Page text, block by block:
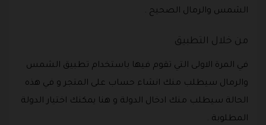
الشمس والرمال الصحيح .
من خلال التطبيق
في المرة الاولى التي تقوم فيها باستخدام تطبيق الشمس
والرمال سيطلب منك انشاء حساب على المتجر و في هذه
الحالة سيطلب منك ادخال الدولة و هنا يمكنك اختيار الدولة
المطلوبة .